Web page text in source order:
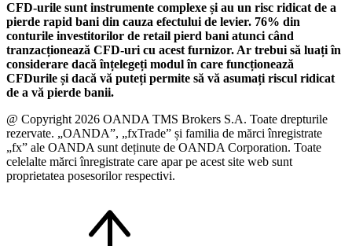
CFD-urile sunt instrumente complexe și au un risc ridicat de a
pierde rapid bani din cauza efectului de levier. 76% din
conturile investitorilor de retail pierd bani atunci când
tranzacționează CFD-uri cu acest furnizor. Ar trebui să luați în
considerare dacă înțelegeți modul în care funcționează
CFDurile și dacă vă puteți permite să vă asumați riscul ridicat
de a vă pierde banii.
@ Copyright 2026 OANDA TMS Brokers S.A. Toate drepturile
rezervate. „OANDA”, „fxTrade” și familia de mărci înregistrate
„fx” ale OANDA sunt deținute de OANDA Corporation. Toate
celelalte mărci înregistrate care apar pe acest site web sunt
proprietatea posesorilor respectivi.